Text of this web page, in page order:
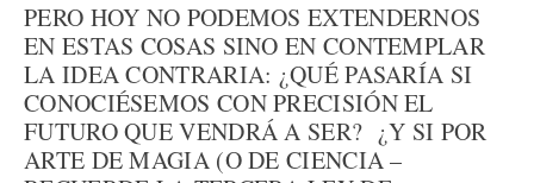
PERO HOY NO PODEMOS EXTENDERNOS
EN ESTAS COSAS SINO EN CONTEMPLAR
LA IDEA CONTRARIA: ¿QUÉ PASARÍA SI
CONOCIÉSEMOS CON PRECISIÓN EL
FUTURO QUE VENDRÁ A SER? ¿Y SI POR
ARTE DE MAGIA (O DE CIENCIA –